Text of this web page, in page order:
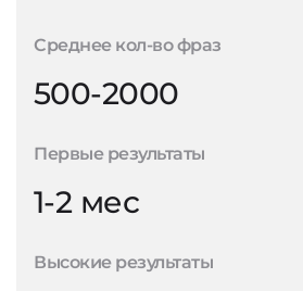
Среднее кол-во фраз
500-2000
Первые результаты
1-2 мес
Высокие результаты